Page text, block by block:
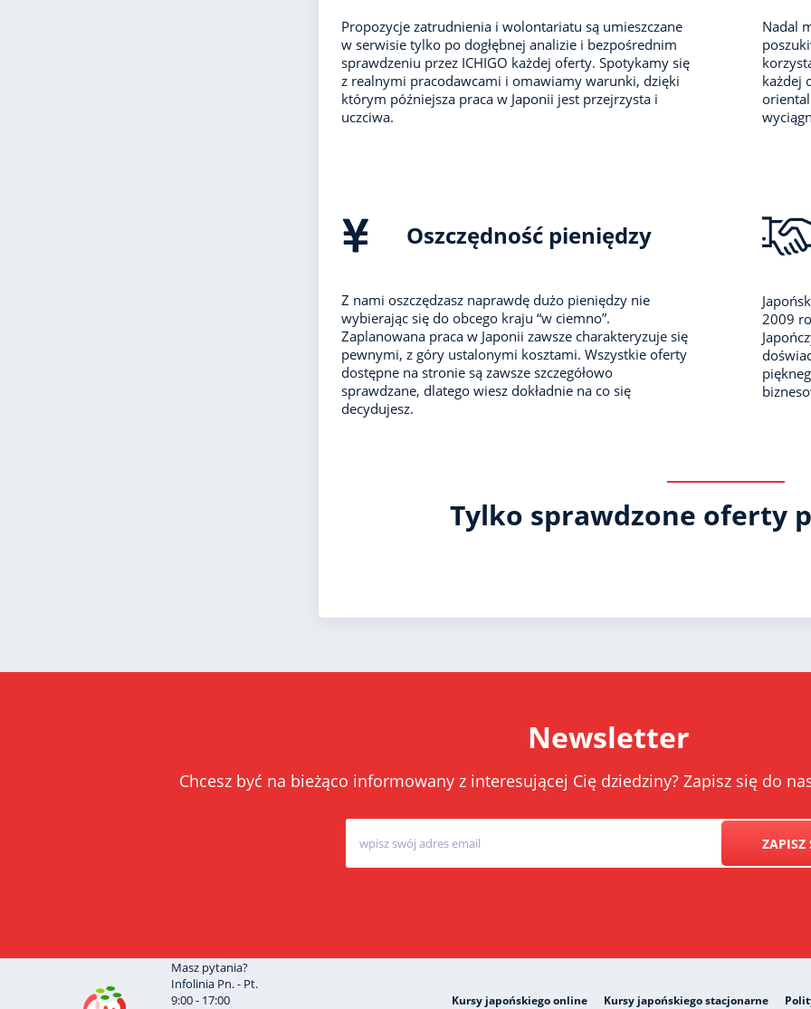
Propozycje zatrudnienia i wolontariatu są umieszczane
w serwisie tylko po dogłębnej analizie i bezpośrednim
sprawdzeniu przez ICHIGO każdej oferty. Spotykamy się
z realnymi pracodawcami i omawiamy warunki, dzięki
którym późniejsza praca w Japonii jest przejrzysta i
uczciwa.
Nadal
każdej
Oszczędność pieniędzy
Z nami oszczędzasz naprawdę dużo pieniędzy nie
wybierając się do obcego kraju “w ciemno”.
Zaplanowana praca w Japonii zawsze charakteryzuje się
pewnymi, z góry ustalonymi kosztami. Wszystkie oferty
dostępne na stronie są zawsze szczegółowo
sprawdzane, dlatego wiesz dokładnie na co się
decydujesz.
2009
Tylko sprawdzone oferty
Newsletter
Chcesz być na bieżąco informowany z interesującej Cię dziedziny? Zapisz się do
ZAPISZ
Masz pytania?
Infolinia Pn. - Pt.
9:00 - 17:00
Kursy japońskiego online Kursy japońskiego stacjonarne